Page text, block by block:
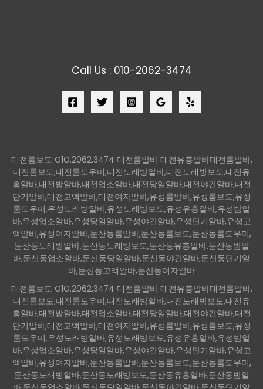
Call Us : 010-2062-3474
대전룸보도 O1O.2062.3474 대전룸알바 대전유흥알바대전룸알바,
대전룸보도,대전룸도우미,대전노래방알바,대전노래방보도,대전유
흥알바,대전밤알바,대전업소알바,대전당일알바,대전야간알바,대전
단기알바,대전고액알바,대전여자알바,유성룸알바,유성룸보도,유성
룸도우미,유성노래방알바,유성노래방보도,유성유흥알바,유성밤알
바,유성업소알바,유성당일알바,유성야간알바,유성단기알바,유성고
액알바,유성여자알바,둔산동룸알바,둔산동룸보도,둔산동룸도우미,
둔산동노래방알바,둔산동노래방보도,둔산동유흥알바,둔산동밤알
바,둔산동업소알바,둔산동당일알바,둔산동야간알바,둔산동단기알
바,둔산동고액알바,둔산동여자알바
대전룸보도 O1O.2062.3474 대전룸알바 대전유흥알바대전룸알바,
대전룸보도,대전룸도우미,대전노래방알바,대전노래방보도,대전유
흥알바,대전밤알바,대전업소알바,대전당일알바,대전야간알바,대전
단기알바,대전고액알바,대전여자알바,유성룸알바,유성룸보도,유성
룸도우미,유성노래방알바,유성노래방보도,유성유흥알바,유성밤알
바,유성업소알바,유성당일알바,유성야간알바,유성단기알바,유성고
액알바,유성여자알바,둔산동룸알바,둔산동룸보도,둔산동룸도우미,
둔산동노래방알바,둔산동노래방보도,둔산동유흥알바,둔산동밤알